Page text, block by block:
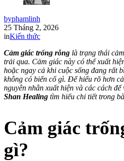
byphamlinh
25 Tháng 2, 2026
inKiến thức
Cảm giác trống rỗng là trạng thái
trải qua. Cảm giác này có thể xuất
hoặc ngay cả khi cuộc sống đang rất
không có biến cố gì. Để hiểu rõ hơn
nguyên nhân xuất hiện và các cách
Shan Healing tìm hiểu chi tiết trong
Cảm giác
gì?